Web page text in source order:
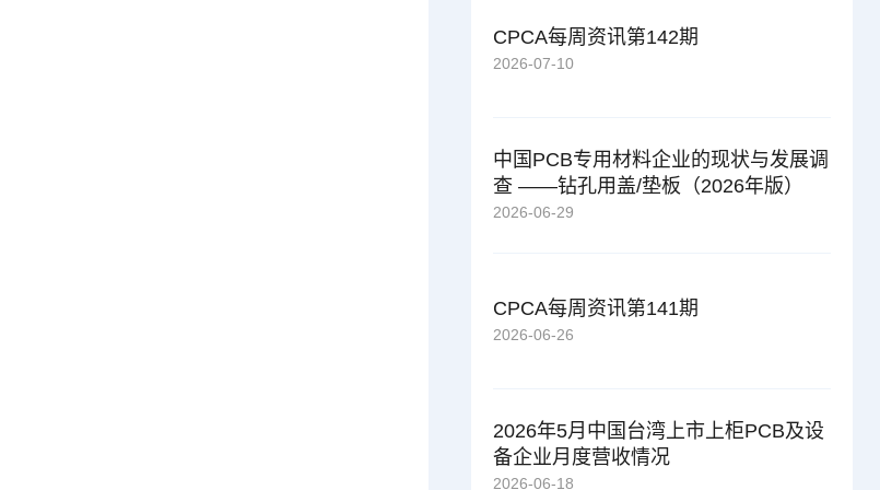
CPCA每周资讯第142期
2026-07-10
中国PCB专用材料企业的现状与发展调
查 ——钻孔用盖/垫板（2026年版）
2026-06-29
CPCA每周资讯第141期
2026-06-26
2026年5月中国台湾上市上柜PCB及设
备企业月度营收情况
2026-06-18